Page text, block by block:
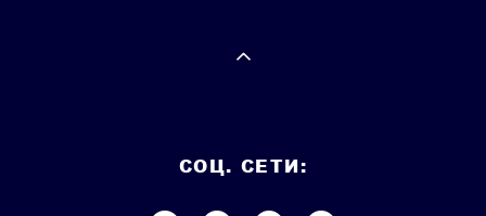
СОЦ. СЕТИ: